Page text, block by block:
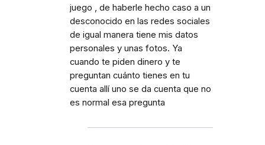
juego , de haberle hecho caso a un
desconocido en las redes sociales
de igual manera tiene mis datos
personales y unas fotos. Ya
cuando te piden dinero y te
preguntan cuánto tienes en tu
cuenta allí uno se da cuenta que no
es normal esa pregunta